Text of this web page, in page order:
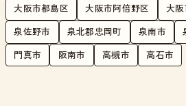
大阪市都島区 大阪市阿倍野区 大
泉佐野市 泉北郡忠岡町 泉南市
門真市 阪南市 高槻市 高石市